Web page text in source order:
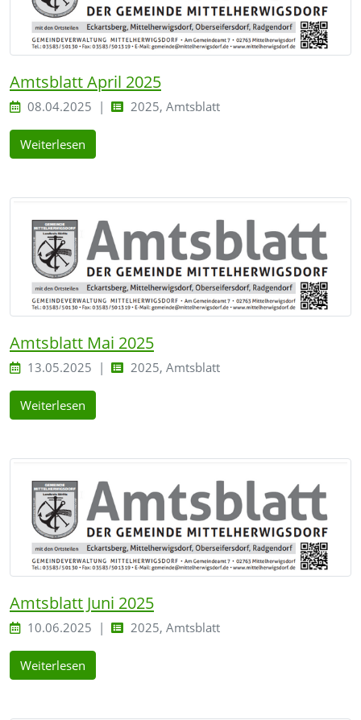
Amtsblatt April 2025
08.04.2025 2025, Amtsblatt
Weiterlesen
Amtsblatt Mai 2025
13.05.2025 2025, Amtsblatt
Weiterlesen
Amtsblatt Juni 2025
10.06.2025 2025, Amtsblatt
Weiterlesen